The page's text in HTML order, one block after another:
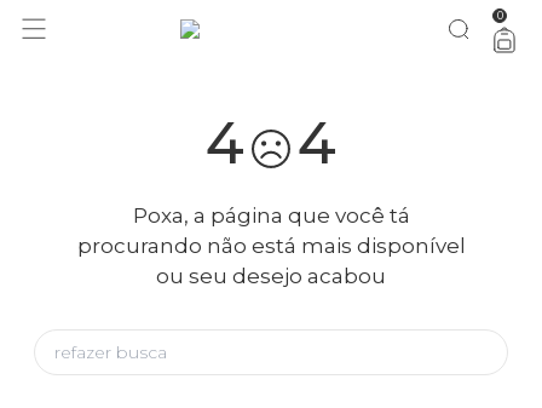
0
4 4
Poxa, a página que você tá
procurando não está mais disponível
ou seu desejo acabou